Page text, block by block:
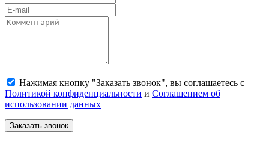
Нажимая кнопку "Заказать звонок", вы соглашаетесь с
Политикой конфиденциальности и Соглашением об
использовании данных
Заказать звонок